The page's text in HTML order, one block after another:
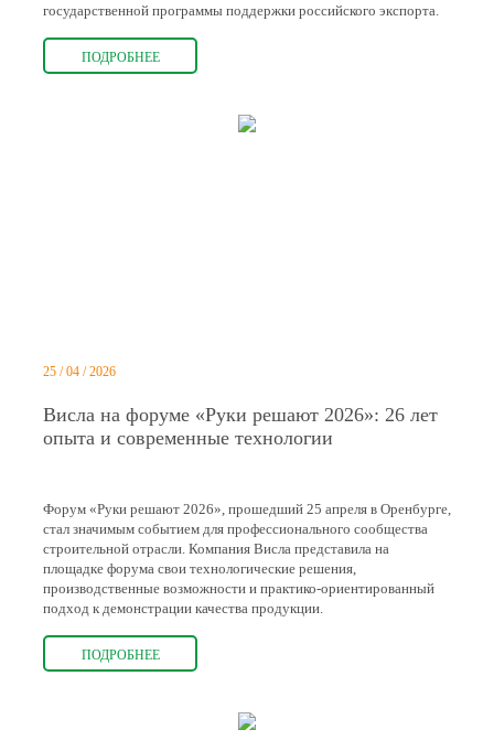
государственной программы поддержки российского экспорта.
ПОДРОБНЕЕ
25 / 04 / 2026
Висла на форуме «Руки решают 2026»: 26 лет
опыта и современные технологии
Форум «Руки решают 2026», прошедший 25 апреля в Оренбурге,
стал значимым событием для профессионального сообщества
строительной отрасли. Компания Висла представила на
площадке форума свои технологические решения,
производственные возможности и практико-ориентированный
подход к демонстрации качества продукции.
ПОДРОБНЕЕ